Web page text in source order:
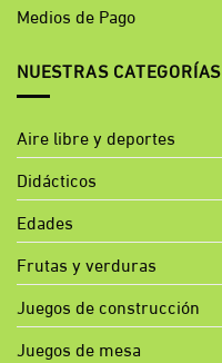
Medios de Pago
NUESTRAS CATEGORÍAS
Aire libre y deportes
Didácticos
Edades
Frutas y verduras
Juegos de construcción
Juegos de mesa